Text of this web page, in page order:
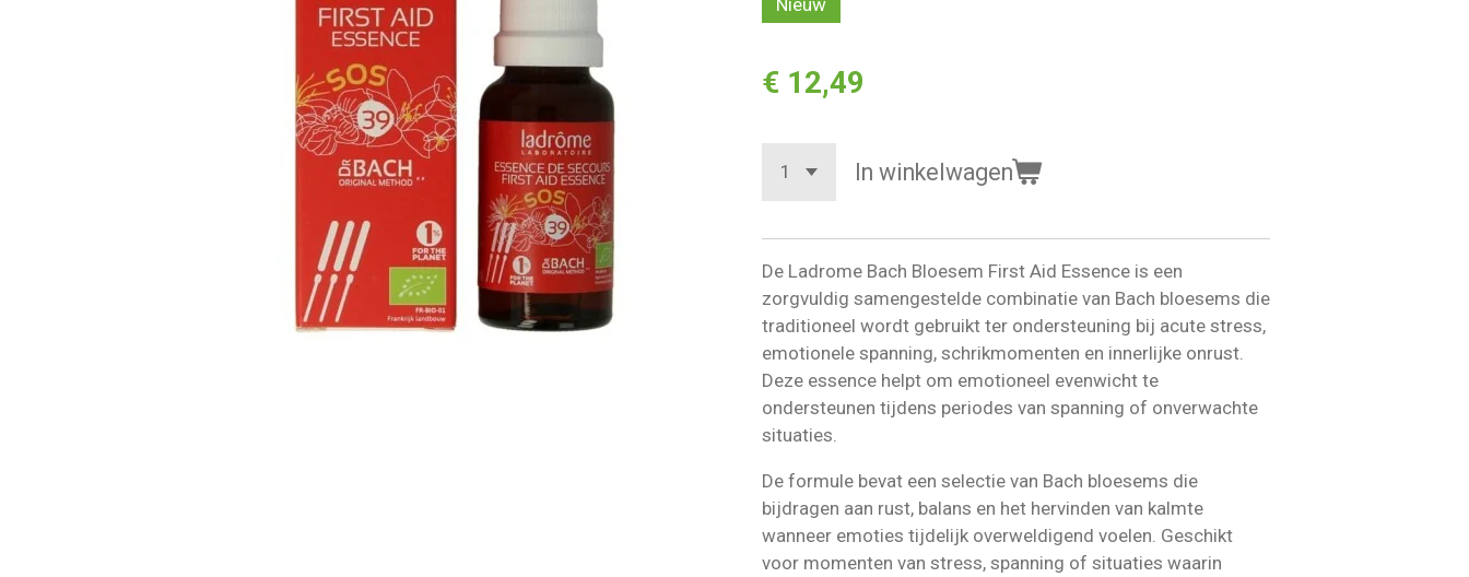
Nieuw
€ 12,49
In winkelwagen
De Ladrome Bach Bloesem First Aid Essence is een
zorgvuldig samengestelde combinatie van Bach bloesems die
traditioneel wordt gebruikt ter ondersteuning bij acute stress,
emotionele spanning, schrikmomenten en innerlijke onrust.
Deze essence helpt om emotioneel evenwicht te
ondersteunen tijdens periodes van spanning of onverwachte
situaties.
De formule bevat een selectie van Bach bloesems die
bijdragen aan rust, balans en het hervinden van kalmte
wanneer emoties tijdelijk overweldigend voelen. Geschikt
voor momenten van stress, spanning of situaties waarin